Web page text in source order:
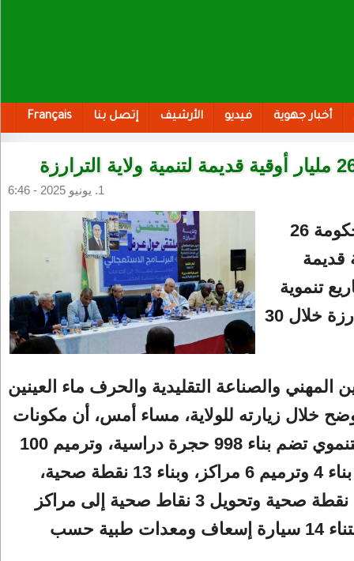
أخبار جهوية فيديو الأرشيف إتصل بنا Français
1. يونيو 2025 - 6:46
رصدت الحكومة 26
قديمة
تنموية
بولاية الترارزة خلال 30
المهني والصناعة التقليدية والحرف ماء العينين
خلال زيارته للولاية، مساء أمس، أن مكونات
البرنامج التنموي تضم بناء 998 حجرة دراسية، وترميم 100
حجرة، مع بناء 4 وترميم 6 مراكز، وبناء 13 نقطة صحية،
وترميم 12 نقطة صحية وتحويل 3 نقاط صحية إلى مراكز
صحية، واقتناء 14 سيارة إسعاف ومعدات طبية حسب